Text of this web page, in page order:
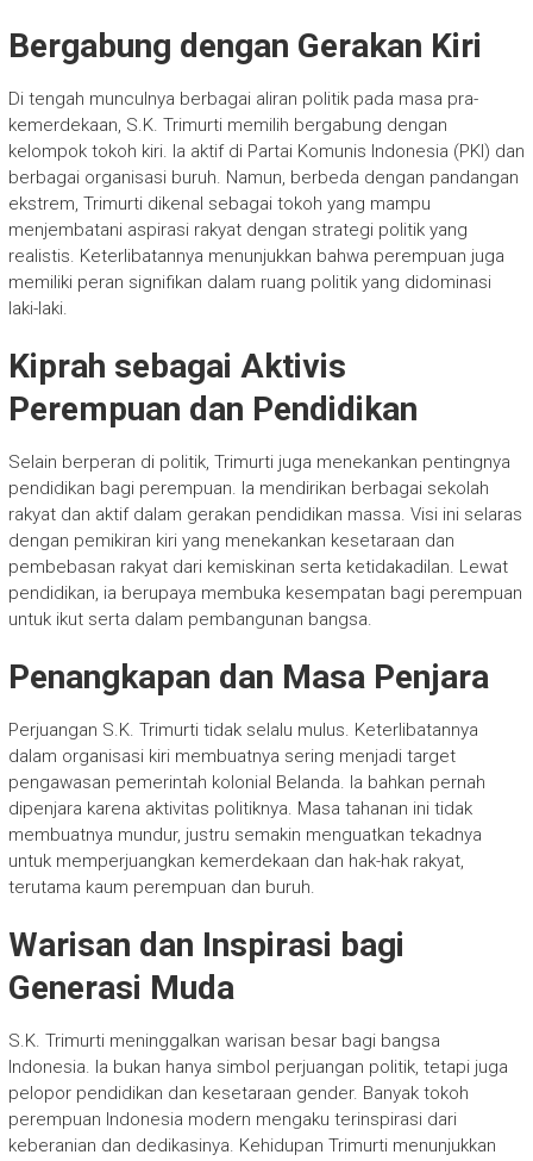
Bergabung dengan Gerakan Kiri
Di tengah munculnya berbagai aliran politik pada masa pra-
kemerdekaan, S.K. Trimurti memilih bergabung dengan
kelompok tokoh kiri. Ia aktif di Partai Komunis Indonesia (PKI) dan
berbagai organisasi buruh. Namun, berbeda dengan pandangan
ekstrem, Trimurti dikenal sebagai tokoh yang mampu
menjembatani aspirasi rakyat dengan strategi politik yang
realistis. Keterlibatannya menunjukkan bahwa perempuan juga
memiliki peran signifikan dalam ruang politik yang didominasi
laki-laki.
Kiprah sebagai Aktivis
Perempuan dan Pendidikan
Selain berperan di politik, Trimurti juga menekankan pentingnya
pendidikan bagi perempuan. Ia mendirikan berbagai sekolah
rakyat dan aktif dalam gerakan pendidikan massa. Visi ini selaras
dengan pemikiran kiri yang menekankan kesetaraan dan
pembebasan rakyat dari kemiskinan serta ketidakadilan. Lewat
pendidikan, ia berupaya membuka kesempatan bagi perempuan
untuk ikut serta dalam pembangunan bangsa.
Penangkapan dan Masa Penjara
Perjuangan S.K. Trimurti tidak selalu mulus. Keterlibatannya
dalam organisasi kiri membuatnya sering menjadi target
pengawasan pemerintah kolonial Belanda. Ia bahkan pernah
dipenjara karena aktivitas politiknya. Masa tahanan ini tidak
membuatnya mundur, justru semakin menguatkan tekadnya
untuk memperjuangkan kemerdekaan dan hak-hak rakyat,
terutama kaum perempuan dan buruh.
Warisan dan Inspirasi bagi
Generasi Muda
S.K. Trimurti meninggalkan warisan besar bagi bangsa
Indonesia. Ia bukan hanya simbol perjuangan politik, tetapi juga
pelopor pendidikan dan kesetaraan gender. Banyak tokoh
perempuan Indonesia modern mengaku terinspirasi dari
keberanian dan dedikasinya. Kehidupan Trimurti menunjukkan